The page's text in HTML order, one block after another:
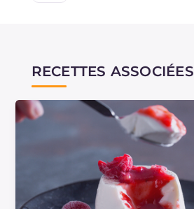
RECETTES ASSOCIÉES